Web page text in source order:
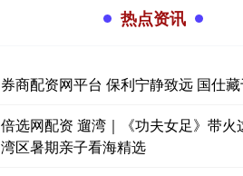
热点资讯
券商配资网平台 保利宁静致远 国仕
倍选网配资 遛湾｜《功夫女足》带火
湾区暑期亲子看海精选